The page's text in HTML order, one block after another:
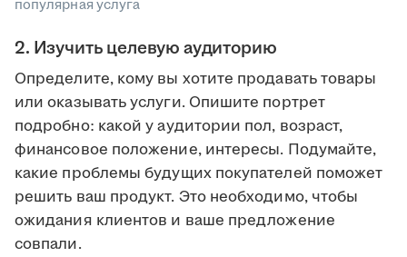
популярная услуга
2. Изучить целевую аудиторию
Определите, кому вы хотите продавать товары
или оказывать услуги. Опишите портрет
подробно: какой у аудитории пол, возраст,
финансовое положение, интересы. Подумайте,
какие проблемы будущих покупателей поможет
решить ваш продукт. Это необходимо, чтобы
ожидания клиентов и ваше предложение
совпали.